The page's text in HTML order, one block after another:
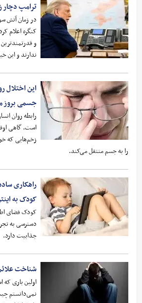
ترامپ
در زمان آتش
کنگره اعلام
و قدرتمندترین
ندارند و این
این اختلال
جسمی بروز
رابطه روان
است. گاهی
زخم‌هایی که
را به جسم منتقل می‌کند.
راهکاری
کودک به
کودک فضای
دسترسی به
جذابیت دارد.
شناخت
اولین باری که
نمی‌دانستم